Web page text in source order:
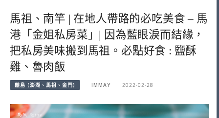
馬祖、南竿 | 在地人帶路的必吃美食 – 馬
港「金姐私房菜」| 因為藍眼淚而結緣，
把私房美味搬到馬祖。必點好食 : 鹽酥
雞、魯肉飯
離島 (澎湖、馬祖、金門) IMMAY 2022-02-28